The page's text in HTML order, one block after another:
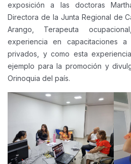
exposición a las doctoras
Directora de la Junta Regional de
Arango, Terapeuta
experiencia en capacitaciones
privados, y como esta
ejemplo para la promoción y
Orinoquia del país.